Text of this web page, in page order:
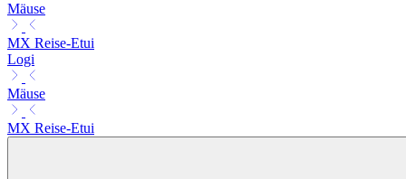
Mäuse
MX Reise-Etui
Logi
Mäuse
MX Reise-Etui